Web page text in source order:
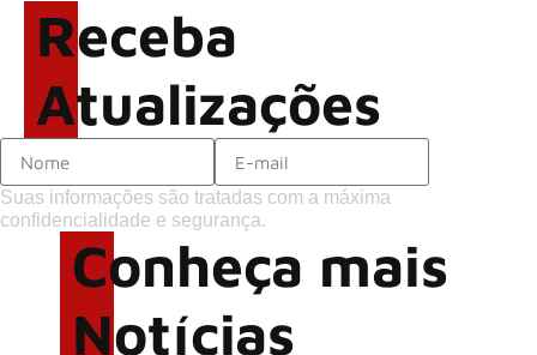
Receba
Atualizações
Suas informações são tratadas com a máxima
confidencialidade e segurança.
Conheça mais
Notícias